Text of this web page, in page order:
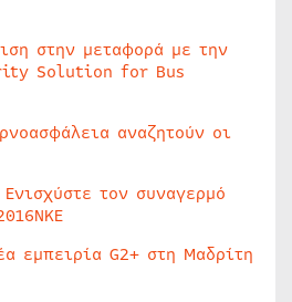
στην μεταφορά με την
Solution for Bus
αναζητούν οι
τον συναγερμό
εμπειρία G2+ στη Μαδρίτη